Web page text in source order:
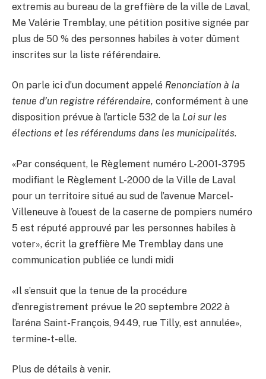
extremis au bureau de la greffière de la ville de Laval,
Me Valérie Tremblay, une pétition positive signée par
plus de 50 % des personnes habiles à voter dûment
inscrites sur la liste référendaire.
On parle ici d’un document appelé Renonciation à la
tenue d’un registre référendaire, conformément à une
disposition prévue à l’article 532 de la Loi sur les
élections et les référendums dans les municipalités.
«Par conséquent, le Règlement numéro L-2001-3795
modifiant le Règlement L-2000 de la Ville de Laval
pour un territoire situé au sud de l’avenue Marcel-
Villeneuve à l’ouest de la caserne de pompiers numéro
5 est réputé approuvé par les personnes habiles à
voter», écrit la greffière Me Tremblay dans une
communication publiée ce lundi midi
«Il s’ensuit que la tenue de la procédure
d’enregistrement prévue le 20 septembre 2022 à
l’aréna Saint-François, 9449, rue Tilly, est annulée»,
termine-t-elle.
Plus de détails à venir.